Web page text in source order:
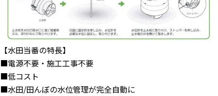
【水田当番の特長】
■電源不要・施工工事不要
■低コスト
■水田/田んぼの水位管理が完全自動に